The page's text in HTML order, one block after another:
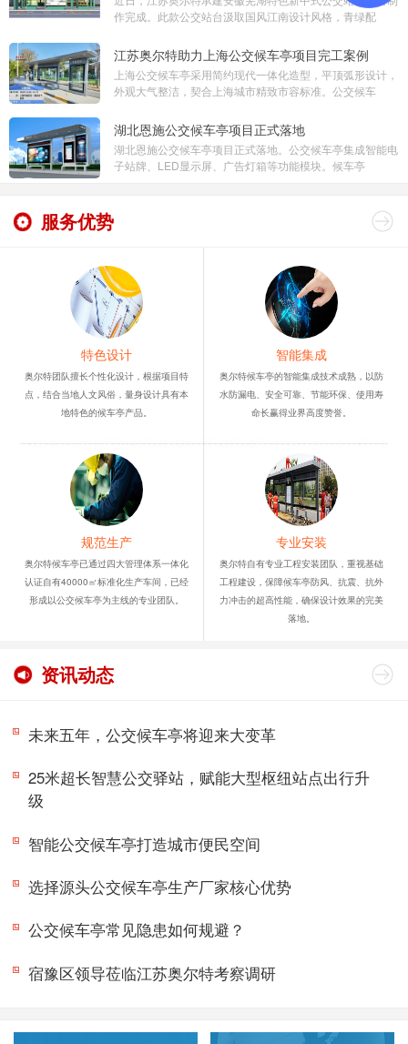
作完成。此款公交站台汲取国风江南设计风格，青绿配
江苏奥尔特助力上海公交候车亭项目完工案例
上海公交候车亭采用简约现代一体化造型，平顶弧形设计，
外观大气整洁，契合上海城市精致市容标准。公交候车
湖北恩施公交候车亭项目正式落地
湖北恩施公交候车亭项目正式落地。公交候车亭集成智能电
子站牌、LED显示屏、广告灯箱等功能模块。候车亭
服务优势
特色设计
奥尔特团队擅长个性化设计，根据项目特
点，结合当地人文风俗，量身设计具有本
地特色的候车亭产品。
智能集成
奥尔特候车亭的智能集成技术成熟，以防
水防漏电、安全可靠、节能环保、使用寿
命长赢得业界高度赞誉。
规范生产
奥尔特候车亭已通过四大管理体系一体化
认证自有40000㎡标准化生产车间，已经
形成以公交候车亭为主线的专业团队。
专业安装
奥尔特自有专业工程安装团队，重视基础
工程建设，保障候车亭防风、抗震、抗外
力冲击的超高性能，确保设计效果的完美
落地。
资讯动态
未来五年，公交候车亭将迎来大变革
25米超长智慧公交驿站，赋能大型枢纽站点出行升
级
智能公交候车亭打造城市便民空间
选择源头公交候车亭生产厂家核心优势
公交候车亭常见隐患如何规避？
宿豫区领导莅临江苏奥尔特考察调研